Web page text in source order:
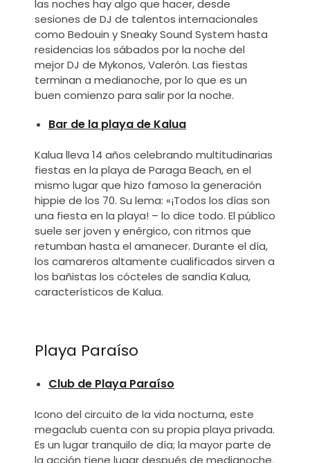
las noches hay algo que hacer, desde
sesiones de DJ de talentos internacionales
como Bedouin y Sneaky Sound System hasta
residencias los sábados por la noche del
mejor DJ de Mykonos, Valerón. Las fiestas
terminan a medianoche, por lo que es un
buen comienzo para salir por la noche.
Bar de la playa de Kalua
Kalua lleva 14 años celebrando multitudinarias
fiestas en la playa de Paraga Beach, en el
mismo lugar que hizo famoso la generación
hippie de los 70. Su lema: «¡Todos los días son
una fiesta en la playa! – lo dice todo. El público
suele ser joven y enérgico, con ritmos que
retumban hasta el amanecer. Durante el día,
los camareros altamente cualificados sirven a
los bañistas los cócteles de sandía Kalua,
característicos de Kalua.
Playa Paraíso
Club de Playa Paraíso
Icono del circuito de la vida nocturna, este
megaclub cuenta con su propia playa privada.
Es un lugar tranquilo de día; la mayor parte de
la acción tiene lugar después de medianoche.